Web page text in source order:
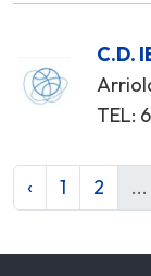
C.D.
TEL:
‹ 1 2 ...